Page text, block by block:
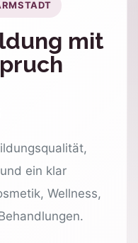
mit
ein klar
Wellness,